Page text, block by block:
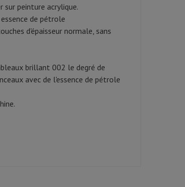
peinture acrylique.
de pétrole
d'épaisseur normale, sans
brillant 002 le degré de
avec de l'essence de pétrole